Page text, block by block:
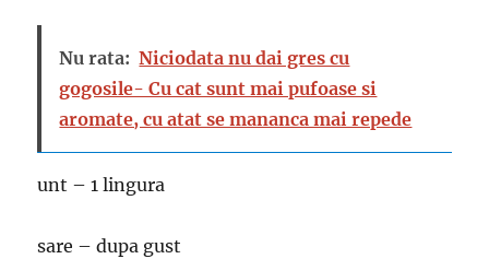
Nu rata: Niciodata nu dai gres cu
gogosile- Cu cat sunt mai pufoase si
aromate, cu atat se mananca mai repede
unt – 1 lingura
sare – dupa gust